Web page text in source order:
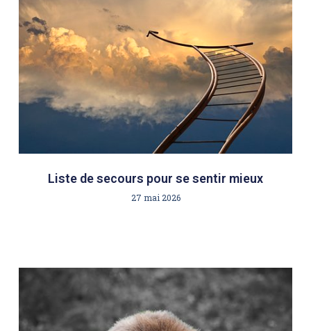
Liste de secours pour se sentir mieux
27 mai 2026